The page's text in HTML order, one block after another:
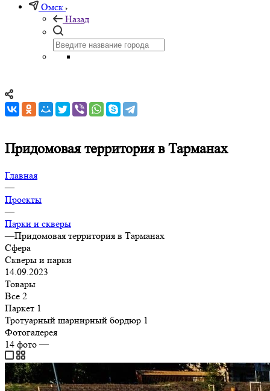
Омск
Назад
Придомовая территория в Тарманах
Главная
—
Проекты
—
Парки и скверы
—Придомовая территория в Тарманах
Сфера
Скверы и парки
14.09.2023
Товары
Все 2
Паркет 1
Тротуарный шарнирный бордюр 1
Фотогалерея
14 фото—